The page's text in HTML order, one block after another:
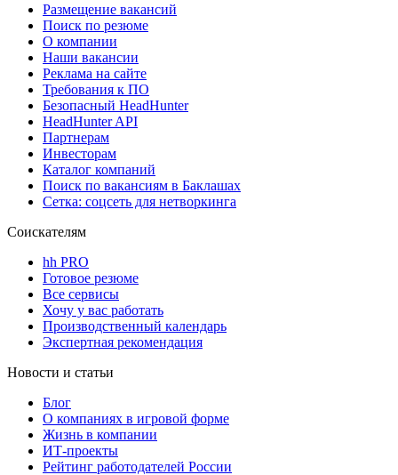
Размещение вакансий
Поиск по резюме
О компании
Наши вакансии
Реклама на сайте
Требования к ПО
Безопасный HeadHunter
HeadHunter API
Партнерам
Инвесторам
Каталог компаний
Поиск по вакансиям в Баклашах
Сетка: соцсеть для нетворкинга
Соискателям
hh PRO
Готовое резюме
Все сервисы
Хочу у вас работать
Производственный календарь
Экспертная рекомендация
Новости и статьи
Блог
О компаниях в игровой форме
Жизнь в компании
ИТ-проекты
Рейтинг работодателей России